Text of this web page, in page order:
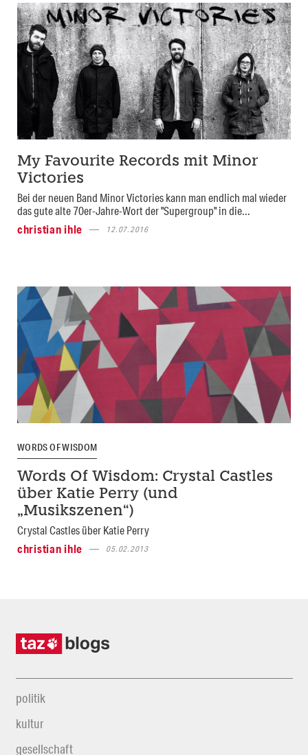
My Favourite Records mit Minor
Victories
Bei der neuen Band Minor Victories kann man endlich mal wieder
das gute alte 70er-Jahre-Wort der "Supergroup" in die...
christian ihle
12.07.2016
WORDS OF WISDOM
Words Of Wisdom: Crystal Castles
über Katie Perry (und
„Musikszenen“)
Crystal Castles über Katie Perry
christian ihle
05.02.2013
politik
kultur
gesellschaft